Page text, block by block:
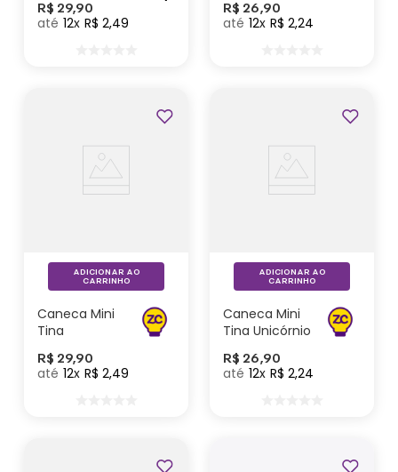
R$ 29,90
12 R$ 2,49
R$ 26,90
12 R$ 2,24
Caneca Mini
Tina
- Zonacriativa
R$ 29,90
12 R$ 2,49
ADICIONAR AO
CARRINHO
Caneca Mini
Tina Unicórnio
R$ 26,90
12 R$ 2,24
ADICIONAR AO
CARRINHO